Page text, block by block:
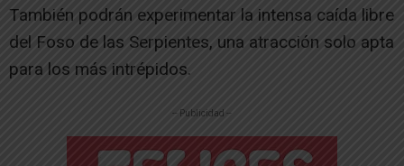
También podrán experimentar la intensa caída libre
del Foso de las Serpientes, una atracción solo apta
para los más intrépidos.
-- Publicidad --